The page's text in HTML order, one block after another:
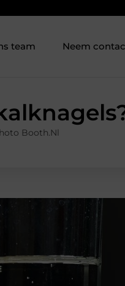
team Neem
Booth.nl